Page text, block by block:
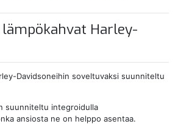
lämpökahvat Harley-
Davidsoneihin soveltuvaksi suunniteltu
suunniteltu integroidulla
ansiosta ne on helppo asentaa.